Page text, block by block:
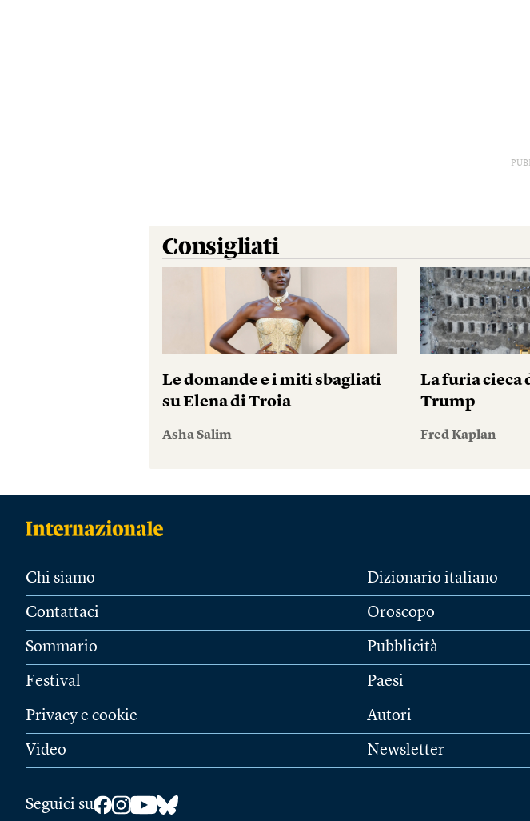
Consigliati
Le domande e i miti sbagliati
su Elena di Troia
Asha Salim
La furia cieca
Trump
Fred Kaplan
Chi siamo
Contattaci
Sommario
Festival
Privacy e cookie
Video
Dizionario italiano
Oroscopo
Pubblicità
Paesi
Autori
Newsletter
Seguici su